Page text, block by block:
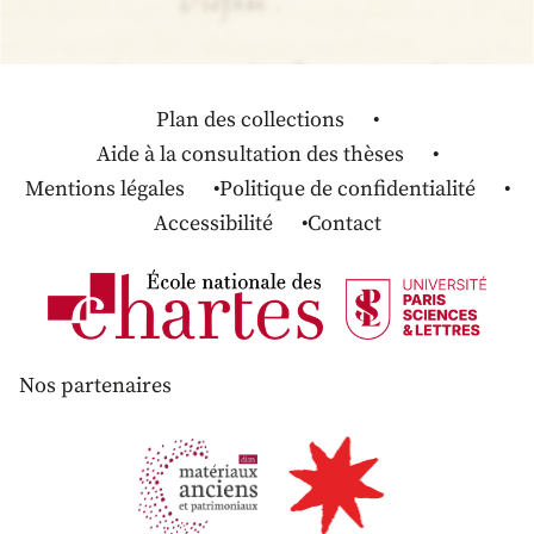
Plan des collections
Aide à la consultation des thèses
Mentions légales
Politique de confidentialité
Accessibilité
Contact
Nos partenaires